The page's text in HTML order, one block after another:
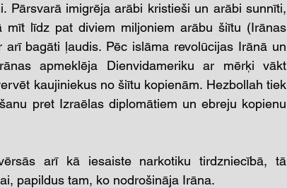
Pārsvarā imigrēja arābi kristieši un arābi sunnīti,
mīt līdz pat diviem miljoniem arābu šiītu (Irānas
bagāti ļaudis. Pēc islāma revolūcijas Irānā un
apmeklēja Dienvidameriku ar mērķi vākt
kaujiniekus no šiītu kopienām. Hezbollah tiek
pret Izraēlas diplomātiem un ebreju kopienu
arī kā iesaiste narkotiku tirdzniecībā, tā
papildus tam, ko nodrošināja Irāna.